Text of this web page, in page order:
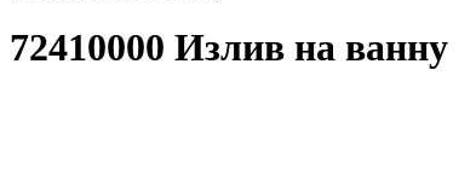
72410000 Излив на ванну